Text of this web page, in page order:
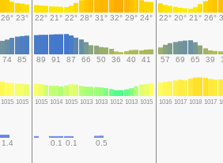
26° 23° 22° 21° 22° 28° 31° 32° 29° 24° 22° 20° 21° 26°
74 85 89 91 87 66 50 36 40 41 57 69 65 39
1015 1015 1015 1014 1015 1013 1013 1012 1013 1015 1016 1017 1018 1017
1.4 0.1 0.1 0.5